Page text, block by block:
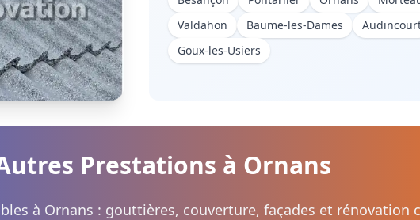
Valdahon
Baume-les-Dames
Goux-les-Usiers
Prestations à Ornans
à Ornans : gouttières, couverture, façades et rénovation